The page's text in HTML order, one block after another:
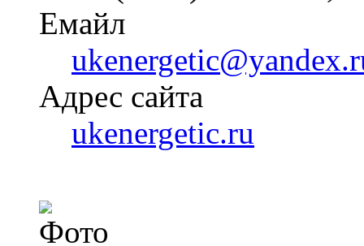
Емайл
Адрес сайта
ukenergetic.ru